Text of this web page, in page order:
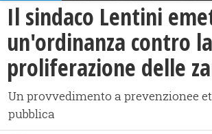
Il sindaco Lentini
un'ordinanza contro la
proliferazione delle
Un provvedimento a prevenzionee
pubblica